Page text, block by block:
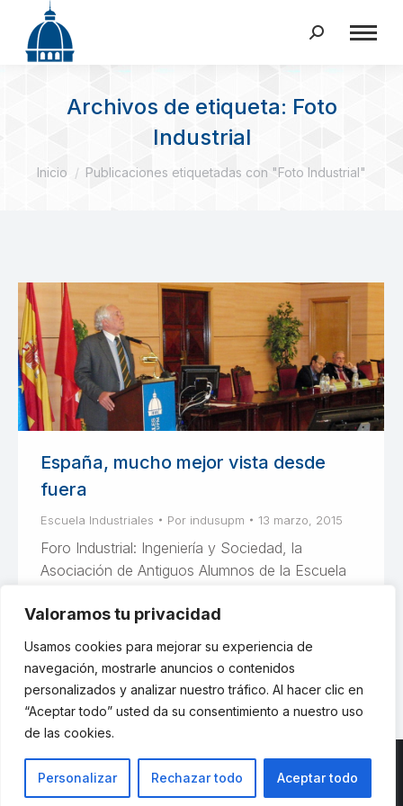
Valoramos tu privacidad
Usamos cookies para mejorar su experiencia de
navegación, mostrarle anuncios o contenidos
personalizados y analizar nuestro tráfico. Al hacer clic en
“Aceptar todo” usted da su consentimiento a nuestro uso
de las cookies.
Personalizar Rechazar todo Aceptar todo
Buscar:
Archivos de etiqueta: Foto
Industrial
Estás aquí:
Inicio Publicaciones etiquetadas con "Foto Industrial"
España, mucho mejor vista desde
fuera
Escuela Industriales Por indusupm 13 marzo, 2015
Foro Industrial: Ingeniería y Sociedad, la
Asociación de Antiguos Alumnos de la Escuela
Monteros, Alto Comisionado del Gobierno para
la Marca España
© ETSII UPM - una web de believe